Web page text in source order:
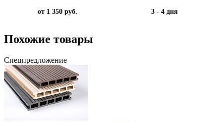
от 1 350 руб. 3 - 4 дня
Похожие товары
Спецпредложение